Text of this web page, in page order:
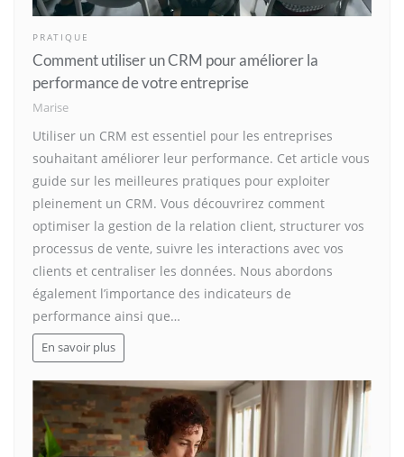
PRATIQUE
Comment utiliser un CRM pour améliorer la
performance de votre entreprise
Marise
Utiliser un CRM est essentiel pour les entreprises
souhaitant améliorer leur performance. Cet article vous
guide sur les meilleures pratiques pour exploiter
pleinement un CRM. Vous découvrirez comment
optimiser la gestion de la relation client, structurer vos
processus de vente, suivre les interactions avec vos
clients et centraliser les données. Nous abordons
également l’importance des indicateurs de
performance ainsi que…
En savoir plus